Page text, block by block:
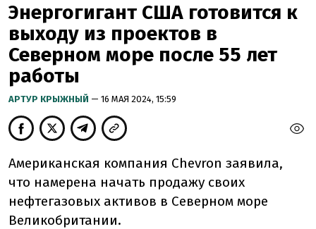
Энергогигант США готовится к
выходу из проектов в
Северном море после 55 лет
работы
АРТУР КРЫЖНЫЙ — 16 МАЯ 2024, 15:59
Американская компания Chevron заявила,
что намерена начать продажу своих
нефтегазовых активов в Северном море
Великобритании.